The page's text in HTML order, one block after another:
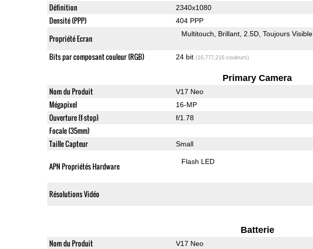
Définition 2340x1080
Densité (PPP) 404 PPP
Propriété Ecran Multitouch Brillant 2.5D Toujours Visible
Bits par composant couleur (RGB) 24 bit (16,777,216 couleurs)
Primary Camera
Nom du Produit V17 Neo
Mégapixel 16-MP
Ouverture (f-stop) f/1.78
Focale (35mm)
Taille Capteur Small
APN Propriétés Hardware Flash LED
Résolutions Vidéo
Batterie
Nom du Produit V17 Neo